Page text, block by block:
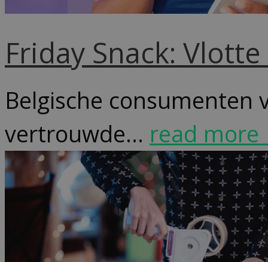
Friday Snack:
Belgische consumenten
vertrouwde... read